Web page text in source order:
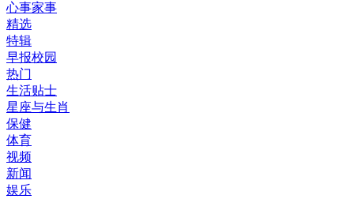
心事家事
精选
特辑
早报校园
热门
生活贴士
星座与生肖
保健
体育
视频
新闻
娱乐